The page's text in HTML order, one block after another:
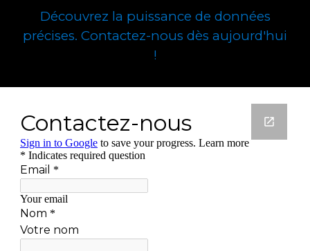
Découvrez la puissance de données
précises. Contactez-nous dès aujourd'hui
!